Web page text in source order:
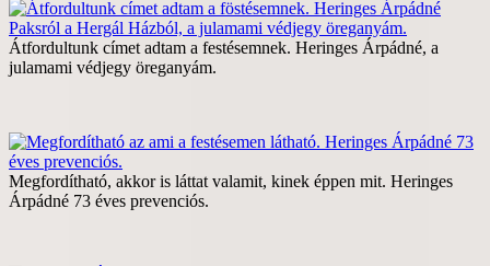
Átfordultunk címet adtam a festésemnek. Heringes Árpádné, a
julamami védjegy öreganyám.
Megfordítható, akkor is láttat valamit, kinek éppen mit. Heringes
Árpádné 73 éves prevenciós.